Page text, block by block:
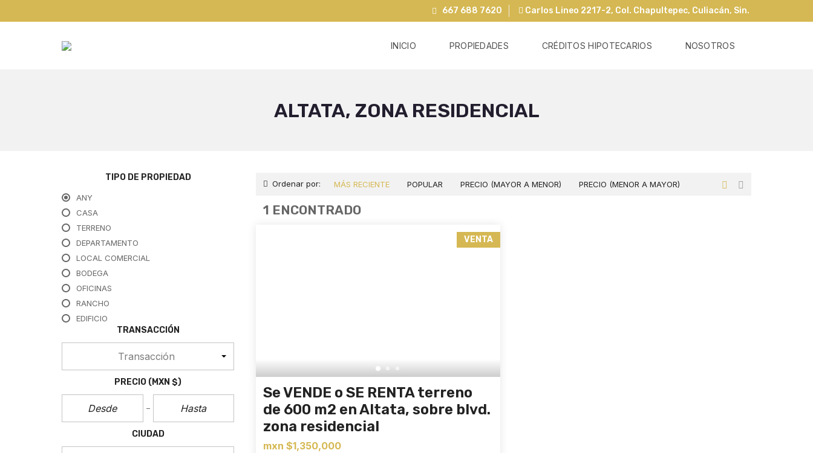
667 688 7620 Carlos Lineo 2217-2, Col. Chapultepec, Culiacán, Sin.
INICIO PROPIEDADES CRÉDITOS HIPOTECARIOS NOSOTROS
ALTATA, ZONA RESIDENCIAL
TIPO DE PROPIEDAD
ANY
CASA
TERRENO
DEPARTAMENTO
LOCAL COMERCIAL
BODEGA
OFICINAS
RANCHO
EDIFICIO
TRANSACCIÓN
Transacción
PRECIO (MXN $)
CIUDAD
Ordenar por: MÁS RECIENTE POPULAR PRECIO (MAYOR A MENOR) PRECIO (MENOR A MAYOR)
1 ENCONTRADO
VENTA
Se VENDE o SE RENTA terreno
de 600 m2 en Altata, sobre blvd.
zona residencial
mxn $1,350,000